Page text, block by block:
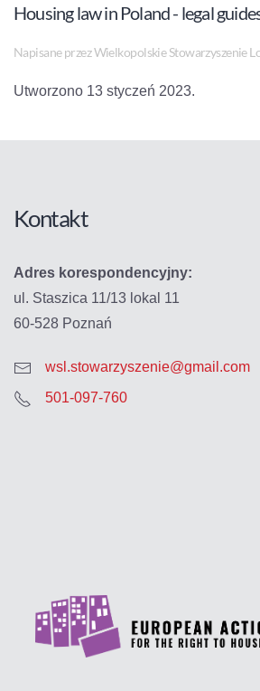
Housing law in Poland - legal
Napisane przez Wielkopolskie Stowarzyszenie
Utworzono 13 styczeń 2023.
Kontakt
Adres korespondencyjny:
ul. Staszica 11/13 lokal 11
60-528 Poznań
wsl.stowarzyszenie@gmail.com
501-097-760